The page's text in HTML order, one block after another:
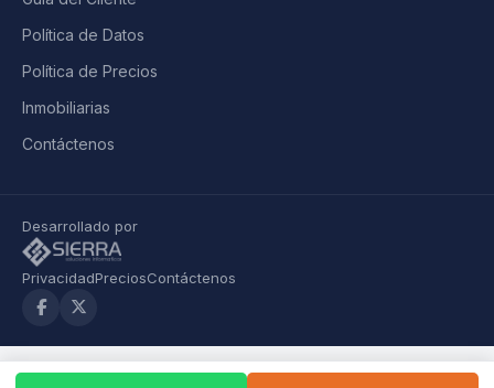
Política de Datos
Política de Precios
Inmobiliarias
Contáctenos
Desarrollado por
PrivacidadPreciosContáctenos